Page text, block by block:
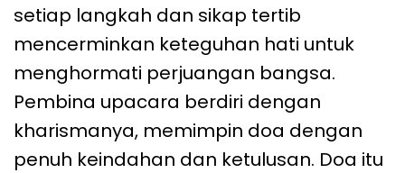
setiap langkah dan sikap tertib
mencerminkan keteguhan hati untuk
menghormati perjuangan bangsa.
Pembina upacara berdiri dengan
kharismanya, memimpin doa dengan
penuh keindahan dan ketulusan. Doa itu